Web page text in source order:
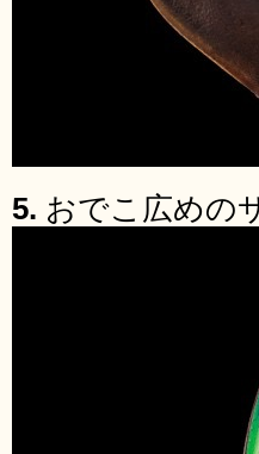
5. おでこ広めの